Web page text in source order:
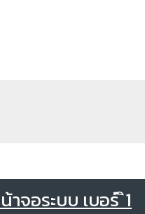
จอระบบ เบอร์ ิ1